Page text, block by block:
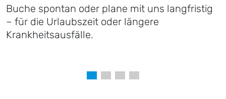
Buche spontan oder plane mit uns langfristig
– für die Urlaubszeit oder längere
Krankheitsausfälle.